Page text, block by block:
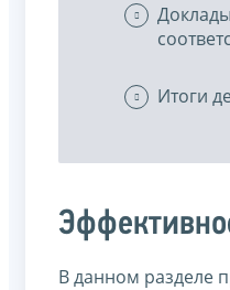
Итоги
В данном разделе